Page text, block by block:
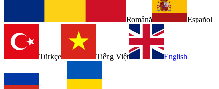
Română Español
Türkçe Tiếng Việt English